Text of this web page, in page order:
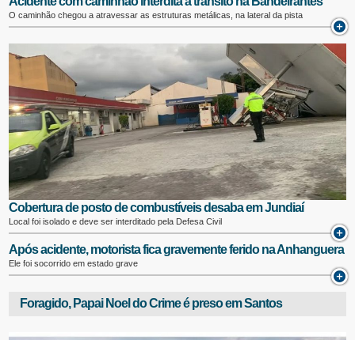
O caminhão chegou a atravessar as estruturas metálicas, na lateral da pista
Cobertura de posto de combustíveis desaba em Jundiaí
Local foi isolado e deve ser interditado pela Defesa Civil
Após acidente, motorista fica gravemente ferido na Anhanguera
Ele foi socorrido em estado grave
Foragido, Papai Noel do Crime é preso em Santos